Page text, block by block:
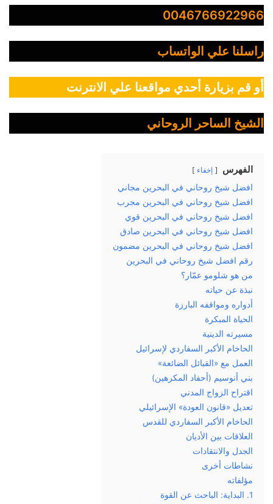
0046766922966
راسلنا علي الواتساب
أو قم بزيارة أحدي مواقعنا علي الانترنت
الشيخ الساحر الروحاني
الفهرس إخفاء
افضل شيخ روحاني في البحرين مجاني
افضل شيخ روحاني في البحرين مجرب
افضل شيخ روحاني في البحرين قوي
افضل شيخ روحاني في البحرين صادق
افضل شيخ روحاني في البحرين مضمون
رقم افضل شيخ روحاني في البحرين
من هو شلومو عمّار؟
نبذة عن حياته
أدواره ومواقفه البارزة
الحياة المبكرة
مسيرته الدينية
الحاخام الأكبر السفاردي لإسرائيل
العمل مع «القبائل الضائعة»
بني أنوسيم (أحفاد المكرهين)
اقتراح الزواج المدني
تعديل «قانون العودة» الإسرائيلي
الحاخام الأكبر السفاردي للقدس
العلاقات بين الأديان
الجدل والانتقادات
نشاطات أخرى
مؤلفاته
1. البداية: الباحث عن القوة